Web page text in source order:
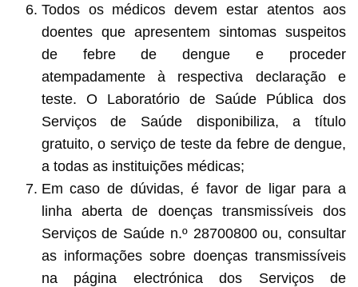
Todos os médicos devem estar atentos aos
doentes que apresentem sintomas suspeitos
de febre de dengue e proceder
atempadamente à respectiva declaração e
teste. O Laboratório de Saúde Pública dos
Serviços de Saúde disponibiliza, a título
gratuito, o serviço de teste da febre de dengue,
a todas as instituições médicas;
Em caso de dúvidas, é favor de ligar para a
linha aberta de doenças transmissíveis dos
Serviços de Saúde n.º 28700800 ou, consultar
as informações sobre doenças transmissíveis
na página electrónica dos Serviços de